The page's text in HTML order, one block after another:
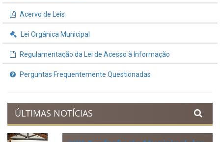
Acervo de Leis
Lei Orgânica Municipal
Regulamentação da Lei de Acesso à Informação
Perguntas Frequentemente Questionadas
ÚLTIMAS NOTÍCIAS